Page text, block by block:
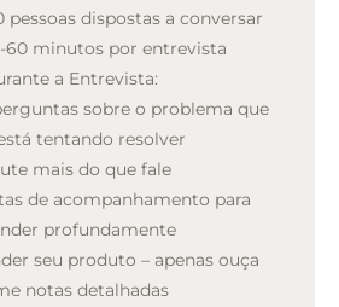
pessoas dispostas a conversar
60 minutos por entrevista
a Entrevista:
sobre o problema que
tentando resolver
mais do que fale
de acompanhamento para
profundamente
seu produto – apenas ouça
notas detalhadas